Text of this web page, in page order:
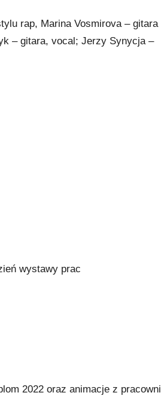
rap, Marina Vosmirova – gitara
– gitara, vocal; Jerzy Synycja –
wystawy prac
2022 oraz animacje z pracowni